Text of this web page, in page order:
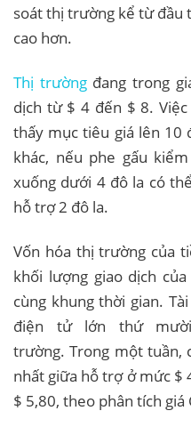
soát thị trường kể từ đầu
cao hơn.
Thị trườngđang trong
dịch từ $ 4 đến $ 8.
thấy mục tiêu giá lên 10
khác, nếu phe gấu
xuống dưới 4 đô la có
hỗ trợ 2 đô la.
Vốn hóa thị trường của
khối lượng giao dịch
cùng khung thời gian.
điện tử lớn thứ
trường. Trong một tuần,
nhất giữa hỗ trợ ở mức $
$ 5,80, theo phân tích giá